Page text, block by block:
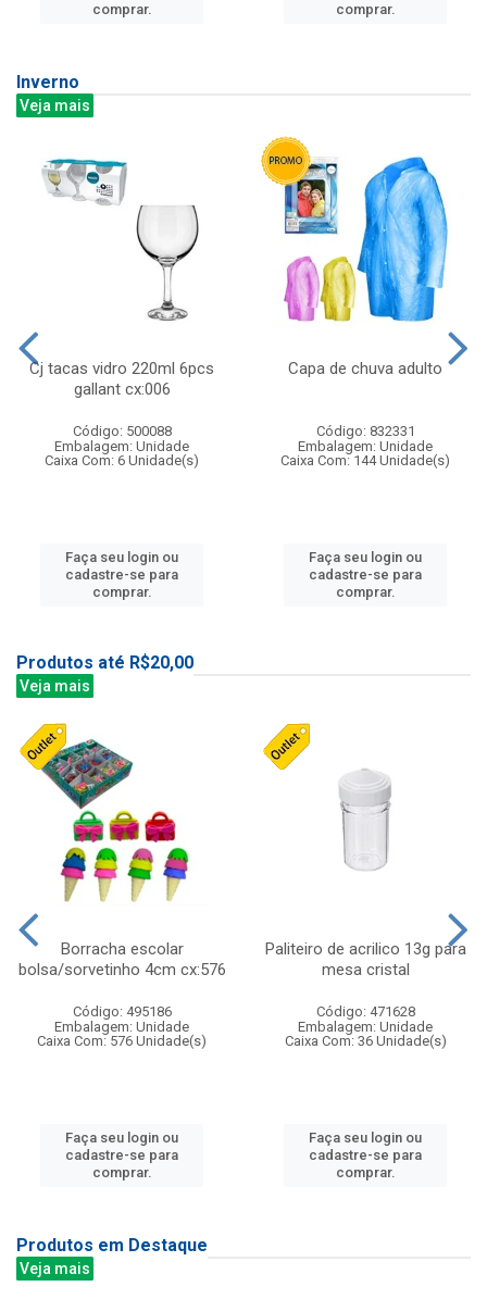
comprar.
comprar.
Inverno
Veja mais
Cj tacas vidro 220ml 6pcs
gallant cx:006
Código: 500088
Embalagem: Unidade
Caixa Com: 6 Unidade(s)
Faça seu login ou
cadastre-se para
comprar.
Capa de chuva adulto
Código: 832331
Embalagem: Unidade
Caixa Com: 144 Unidade(s)
Faça seu login ou
cadastre-se para
comprar.
Produtos até R$20,00
Veja mais
Borracha escolar
bolsa/sorvetinho 4cm cx:576
Código: 495186
Embalagem: Unidade
Caixa Com: 576 Unidade(s)
Faça seu login ou
cadastre-se para
comprar.
Paliteiro de acrilico 13g para
mesa cristal
Código: 471628
Embalagem: Unidade
Caixa Com: 36 Unidade(s)
Faça seu login ou
cadastre-se para
comprar.
Produtos em Destaque
Veja mais